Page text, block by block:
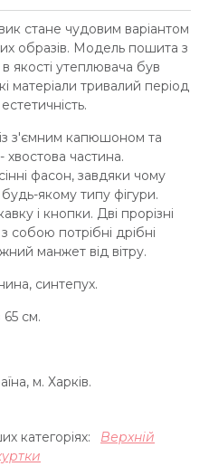
стане чудовим варіантом
образів. Модель пошита з
якості утеплювача був
матеріали тривалий період
з'ємним капюшоном та
частина.
фасон, завдяки чому
якому типу фігури.
і кнопки. Дві прорізні
собою потрібні дрібні
манжет від вітру.
синтепух.
65 см.
м. Харків.
категоріях:
Верхній